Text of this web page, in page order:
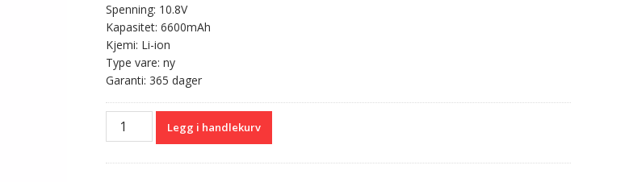
Spenning: 10.8V
Kapasitet: 6600mAh
Kjemi: Li-ion
Type vare: ny
Garanti: 365 dager
Batteri
Legg i handlekurv